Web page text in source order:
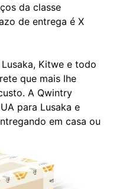
da classe
de entrega é X
Kitwe e todo
que mais lhe
A Qwintry
para Lusaka e
em casa ou